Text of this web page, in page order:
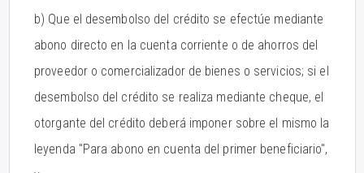
b) Que el desembolso del crédito se efectúe mediante
abono directo en la cuenta corriente o de ahorros del
proveedor o comercializador de bienes o servicios; si el
desembolso del crédito se realiza mediante cheque, el
otorgante del crédito deberá imponer sobre el mismo la
leyenda "Para abono en cuenta del primer beneficiario",